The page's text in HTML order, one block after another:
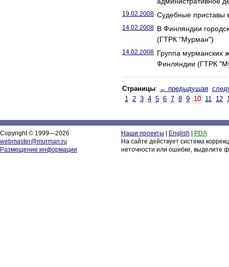
19.02.2008 Судебные приставы
14.02.2008 В Финляндии
(ГТРК "Мурман")
14.02.2008 Группа мурманских
Финляндии (ГТРК
Страницы: ← предыдущая
1 2 3 4 5 6 7 8 9 10 11 12
Copyright © 1999—2026
webmaster@murman.ru
Размещение информации
Наши проекты English
PDA
На сайте действует система
неточности или ошибке, выделите